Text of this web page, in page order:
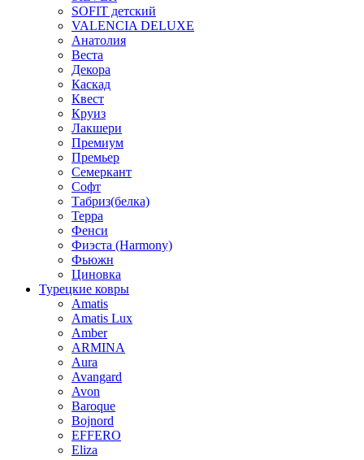
SOFIT детский
VALENCIA DELUXE
Анатолия
Веста
Декора
Каскад
Квест
Круиз
Лакшери
Премиум
Премьер
Семеркант
Софт
Табриз(белка)
Терра
Фенси
Фиэста (Harmony)
Фьюжн
Циновка
Турецкие ковры
Amatis
Amatis Lux
Amber
ARMINA
Aura
Avangard
Avon
Baroque
Bojnord
EFFERO
Eliza